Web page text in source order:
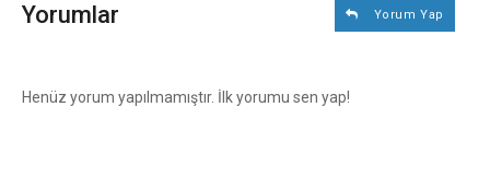
Yorumlar Yorum Yap
Henüz yorum yapılmamıştır. İlk yorumu sen yap!